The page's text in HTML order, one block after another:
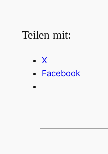
Teilen mit:
X
Facebook